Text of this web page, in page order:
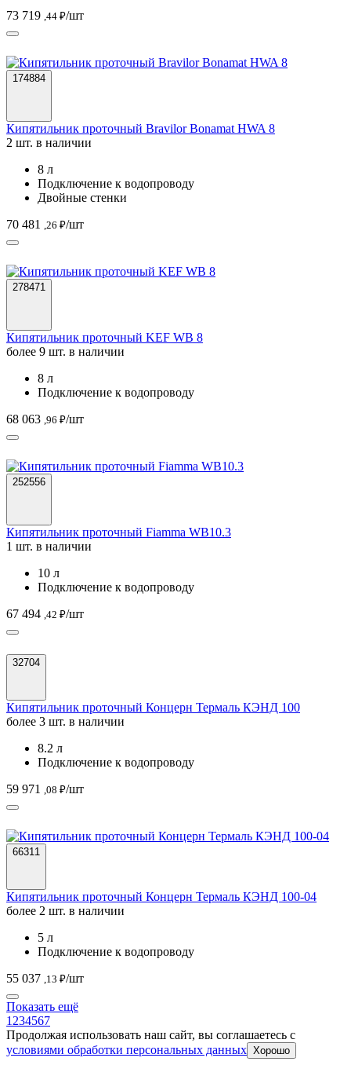
73 719 ,44 ₽/шт
174884
Кипятильник проточный Bravilor Bonamat HWA 8
2 шт. в наличии
8 л
Подключение к водопроводу
Двойные стенки
70 481
,26 ₽/шт
278471
Кипятильник проточный KEF WB 8
более 9 шт. в наличии
8 л
Подключение к водопроводу
68 063 ,96 ₽/шт
252556
Кипятильник проточный Fiamma WB10.3
1 шт. в наличии
10 л
Подключение к водопроводу
67 494 ,42 ₽/шт
32704
Кипятильник проточный Концерн Термаль КЭНД 100
более 3 шт. в наличии
8.2 л
Подключение к водопроводу
59 971
,08 ₽/шт
66311
Кипятильник проточный Концерн Термаль КЭНД 100-04
более 2 шт. в наличии
5 л
Подключение к водопроводу
55 037 ,13 ₽/шт
Показать ещё
1 234567
Продолжая использовать наш сайт, вы соглашаетесь c
условиями обработки персональных данных Хорошо